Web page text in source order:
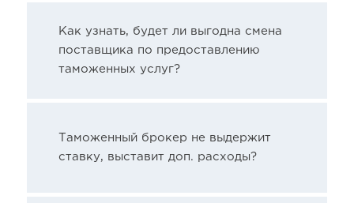
Как узнать, будет ли выгодна смена
поставщика по предоставлению
таможенных услуг?
Таможенный брокер не выдержит
ставку, выставит доп. расходы?